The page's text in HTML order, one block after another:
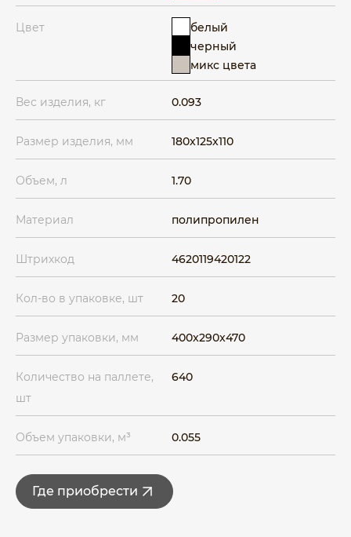
Цвет
белый
черный
микс цвета
Вес изделия, кг 0.093
Размер изделия, мм 180x125x110
Объем, л 1.70
Материал полипропилен
Штрихкод 4620119420122
Кол-во в упаковке, шт 20
Размер упаковки, мм 400x290x470
Количество на паллете,
шт
640
Объем упаковки, м³ 0.055
Где приобрести